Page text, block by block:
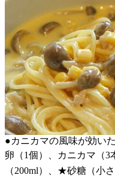
●カニカマの風味が効い
卵（1個）、カニカマ（
（200ml）、★砂糖（小